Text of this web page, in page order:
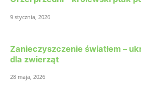
9 stycznia, 2026
Zanieczyszczenie światłem –
dla zwierząt
28 maja, 2026